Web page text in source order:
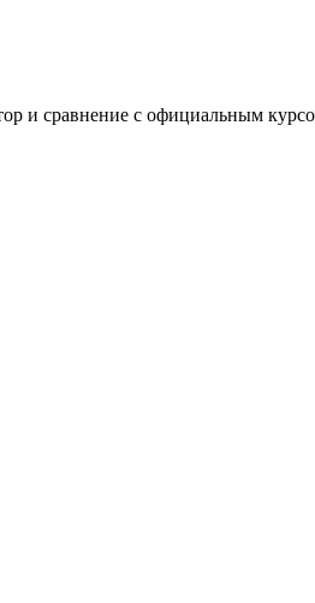
и сравнение с официальным